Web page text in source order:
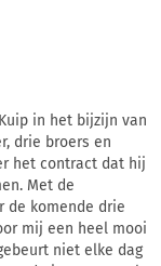
in het bijzijn van
drie broers en
het contract dat hij
Met de
de komende drie
mij een heel mooi
niet elke dag